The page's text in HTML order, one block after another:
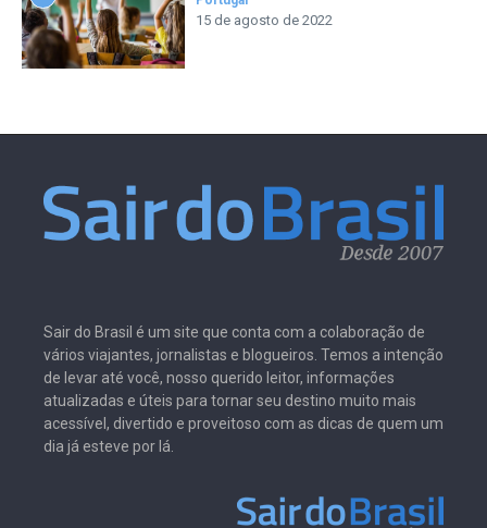
15 de agosto de 2022
Sair do Brasil é um site que conta com a colaboração de
vários viajantes, jornalistas e blogueiros. Temos a intenção
de levar até você, nosso querido leitor, informações
atualizadas e úteis para tornar seu destino muito mais
acessível, divertido e proveitoso com as dicas de quem um
dia já esteve por lá.